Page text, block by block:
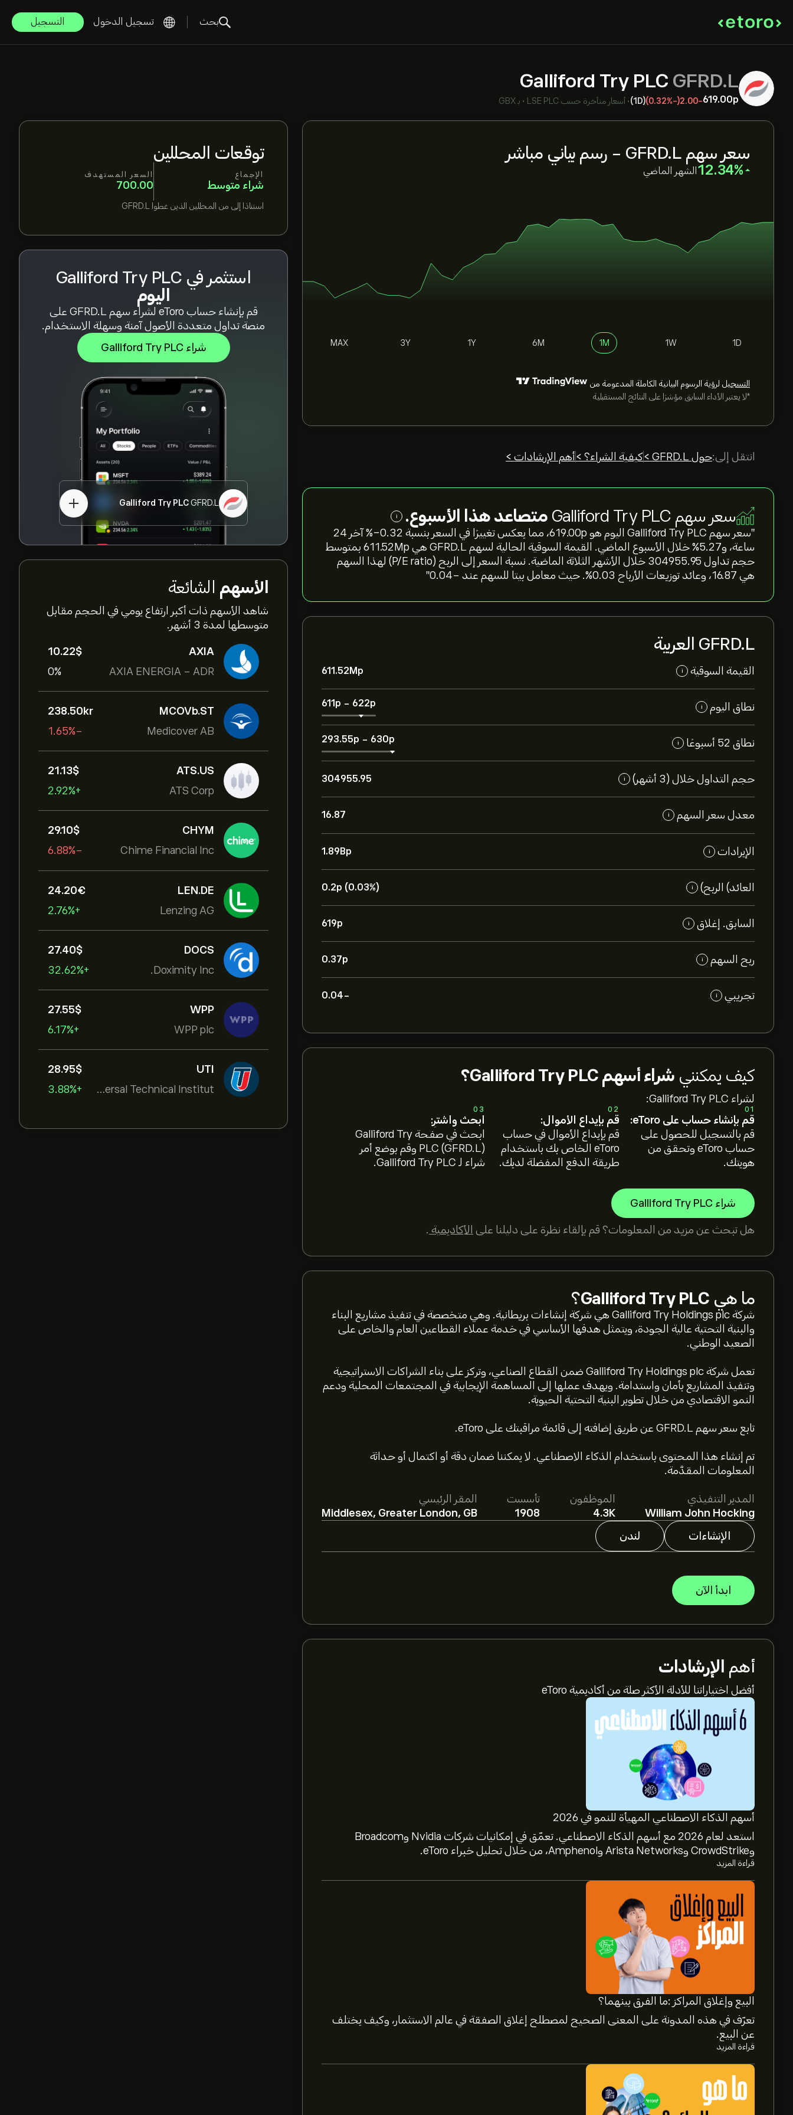
بحث تسجيل الدخول التسجيل
Galliford Try PLC GFRD.L
619.00‎p‎
-2.00
(-0.32%)
(1D)
• أسعار متأخرة حسب LSE PLC
• بـ GBX
توقعات المحللين
الإجماع
شراء متوسط
السعر المستهدف
700.00
استنادًا إلى من المحللين الذين غطوا GFRD.L
استثمر في Galliford Try PLC
اليوم
قم بإنشاء حساب eToro لشراء سهم GFRD.L على
منصة تداول متعددة الأصول آمنة وسهلة الاستخدام.
شراء Galliford Try PLC
Galliford Try PLCGFRD.L
الأسهم الشائعة
شاهد الأسهم ذات أكبر ارتفاع يومي في الحجم مقابل
متوسطها لمدة 3 أشهر.
AXIA
AXIA ENERGIA - ADR
10.22‎$‎
0%
MCOVb.ST
Medicover AB
238.50‎kr‎
-1.65%
ATS.US
ATS Corp
21.13‎$‎
+2.92%
CHYM
Chime Financial Inc
29.10‎$‎
-6.88%
LEN.DE
Lenzing AG
24.20‎€‎
+2.76%
DOCS
Doximity Inc.
27.40‎$‎
+32.62%
WPP
WPP plc
27.55‎$‎
+6.17%
UTI
Universal Technical Institut
28.95‎$‎
+3.88%
سعر سهم GFRD.L - رسم بياني مباشر
‎12.34‎ الشهر الماضي
1D
1W
1M
6M
1Y
3Y
MAX
التسجيل لرؤية الرسوم البيانية الكاملة المدعومة من
*لا يعتبر الأداء السابق مؤشرًا على النتائج المستقبلية
انتقل إلى:حول GFRD.L > كيفية الشراء؟ >أهم الإرشادات >
سعر سهم Galliford Try PLC متصاعد هذا الأسبوع. i
"سعر سهم Galliford Try PLC اليوم هو 619.00‎p‎، مما يعكس تغييرًا في السعر بنسبة ‎-0.32‎% آخر 24
ساعة، و‎5.27‎% خلال الأسبوع الماضي. القيمة السوقية الحالية لسهم GFRD.L هي 611.52M‎p‎ بمتوسط
حجم تداول 304955.95 خلال الأشهر الثلاثة الماضية. نسبة السعر إلى الربح (P/E ratio) لهذا السهم
هي 16.87، وعائد توزيعات الأرباح 0.03%. حيث معامل بيتا للسهم عند -0.04"
GFRD.L العربية
القيمة السوقية i
611.52M‎p‎
نطاق اليوم i
611‎p‎ - 622‎p‎
نطاق 52 أسبوعًا i
293.55‎p‎ - 630‎p‎
حجم التداول خلال (3 أشهر) i
304955.95
معدل سعر السهم i
16.87
الإيرادات i
1.89B‎p‎
العائد) الربح) i
0.2‎p‎ (0.03%)
السابق. إغلاق i
619‎p‎
ربح السهم i
0.37‎p‎
تجريبي i
-0.04
كيف يمكنني شراء أسهم Galliford Try PLC؟
لشراء Galliford Try PLC:
01
قم بإنشاء حساب على eToro:
قم بالتسجيل للحصول على
حساب eToro وتحقق من
هويتك.
02
قم بإيداع الأموال:
قم بإيداع الأموال في حساب
eToro الخاص بك باستخدام
طريقة الدفع المفضلة لديك.
03
ابحث واشترِ:
ابحث في صفحة Galliford Try
PLC (GFRD.L) وقم بوضع أمر
شراء لـ Galliford Try PLC.
شراء Galliford Try PLC
هل تبحث عن مزيد من المعلومات؟ قم بإلقاء نظرة على دليلنا على الأكاديمية .
ما هي Galliford Try PLC؟
شركة Galliford Try Holdings plc هي شركة إنشاءات بريطانية. وهي متخصصة في تنفيذ مشاريع البناء
والبنية التحتية عالية الجودة، ويتمثل هدفها الأساسي في خدمة عملاء القطاعين العام والخاص على
الصعيد الوطني.
تعمل شركة Galliford Try Holdings plc ضمن القطاع الصناعي، وتركز على بناء الشراكات الاستراتيجية
وتنفيذ المشاريع بأمان واستدامة. ويهدف عملها إلى المساهمة الإيجابية في المجتمعات المحلية ودعم
النمو الاقتصادي من خلال تطوير البنية التحتية الحيوية.
تابع سعر سهم GFRD.L عن طريق إضافته إلى قائمة مراقبتك على eToro.
تم إنشاء هذا المحتوى باستخدام الذكاء الاصطناعي. لا يمكننا ضمان دقة أو اكتمال أو حداثة
المعلومات المقدَّمة.
المدير التنفيذي
William John Hocking
الموظفون
4.3K
تأسست
1908
المقر الرئيسي
Middlesex, Greater London, GB
الإنشاءات
لندن
ابدأ الآن
أهم الإرشادات
أفضل اختياراتنا للأدلة الأكثر صلة من أكاديمية eToro
أسهم الذكاء الاصطناعي المهيأة للنمو في 2026
استعد لعام 2026 مع أسهم الذكاء الاصطناعي. تعمّق في إمكانيات شركات Nvidia وBroadcom
وCrowdStrike وArista Networks وAmphenol، من خلال تحليل خبراء eToro.
قراءة المزيد
البيع وإغلاق المراكز :ما الفرق بينهما؟
تعرّف في هذه المدونة على المعنى الصحيح لمصطلح إغلاق الصفقة في عالم الاستثمار، وكيف يختلف
عن البيع.
قراءة المزيد
سعر GFRD.L الآن هو 619.00‎p‎.